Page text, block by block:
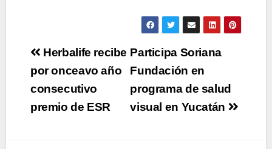
Navegación
de
entradas
Participa Soriana
Fundación en
programa de salud
visual en Yucatán
Herbalife recibe
por onceavo año
consecutivo
premio de ESR